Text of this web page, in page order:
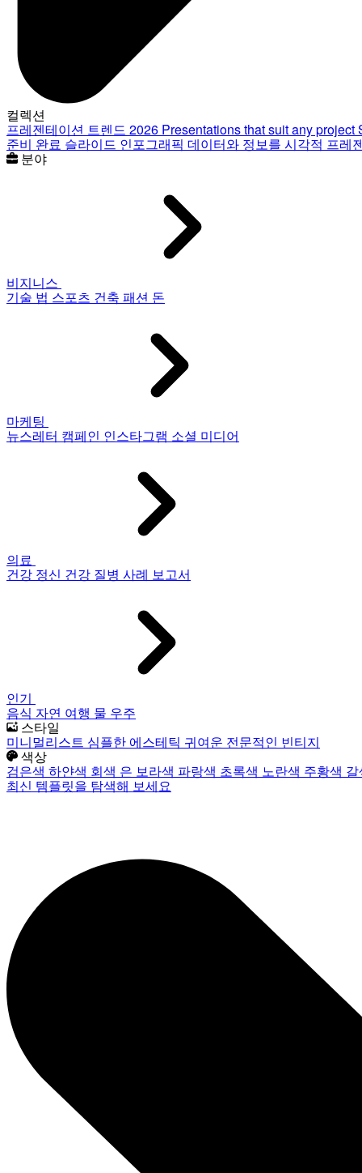
컬렉션
프레젠테이션 트렌드 2026 Presentations that suit any project
준비 완료 슬라이드 인포그래픽 데이터와 정보를 시각적 프레
분야
비지니스
기술 법 스포츠 건축 패션 돈
마케팅
뉴스레터 캠페인 인스타그램 소셜 미디어
의료
건강 정신 건강 질병 사례 보고서
인기
음식 자연 여행 물 우주
스타일
미니멀리스트 심플한 에스테틱 귀여운 전문적인 빈티지
색상
검은색 하얀색 회색 은 보라색 파랑색 초록색 노란색 주황색
최신 템플릿을 탐색해 보세요